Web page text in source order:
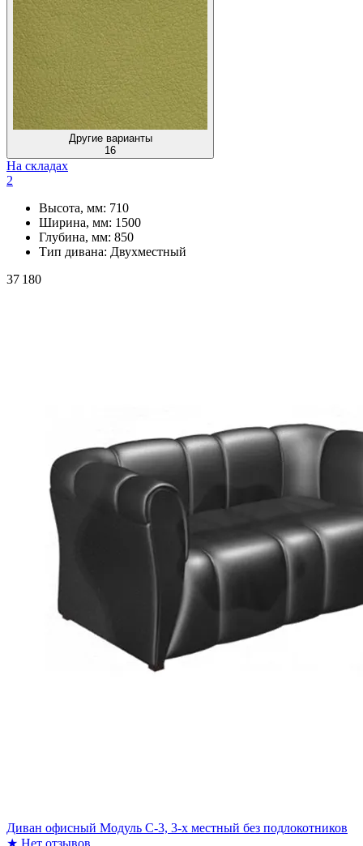
Другие варианты
16
На складах
2
Высота, мм: 710
Ширина, мм: 1500
Глубина, мм: 850
Тип дивана: Двухместный
37 180
Диван офисный Модуль С-3, 3-х местный без подлокотников
★ Нет отзывов